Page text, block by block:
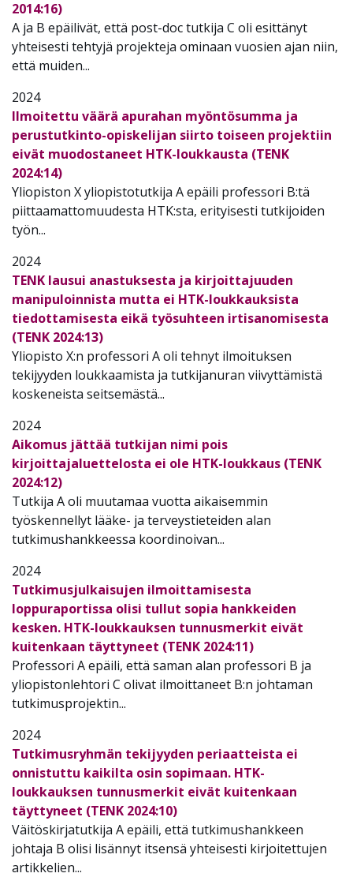
2014:16)
A ja B epäilivät, että post-doc tutkija C oli esittänyt
yhteisesti tehtyjä projekteja ominaan vuosien ajan niin,
että muiden...
2024
Ilmoitettu väärä apurahan myöntösumma ja
perustutkinto-opiskelijan siirto toiseen projektiin
eivät muodostaneet HTK-loukkausta (TENK
2024:14)
Yliopiston X yliopistotutkija A epäili professori B:tä
piittaamattomuudesta HTK:sta, erityisesti tutkijoiden
työn...
2024
TENK lausui anastuksesta ja kirjoittajuuden
manipuloinnista mutta ei HTK-loukkauksista
tiedottamisesta eikä työsuhteen irtisanomisesta
(TENK 2024:13)
Yliopisto X:n professori A oli tehnyt ilmoituksen
tekijyyden loukkaamista ja tutkijanuran viivyttämistä
koskeneista seitsemästä...
2024
Aikomus jättää tutkijan nimi pois
kirjoittajaluettelosta ei ole HTK-loukkaus (TENK
2024:12)
Tutkija A oli muutamaa vuotta aikaisemmin
työskennellyt lääke- ja terveystieteiden alan
tutkimushankkeessa koordinoivan...
2024
Tutkimusjulkaisujen ilmoittamisesta
loppuraportissa olisi tullut sopia hankkeiden
kesken. HTK-loukkauksen tunnusmerkit eivät
kuitenkaan täyttyneet (TENK 2024:11)
Professori A epäili, että saman alan professori B ja
yliopistonlehtori C olivat ilmoittaneet B:n johtaman
tutkimusprojektin...
2024
Tutkimusryhmän tekijyyden periaatteista ei
onnistuttu kaikilta osin sopimaan. HTK-
loukkauksen tunnusmerkit eivät kuitenkaan
täyttyneet (TENK 2024:10)
Väitöskirjatutkija A epäili, että tutkimushankkeen
johtaja B olisi lisännyt itsensä yhteisesti kirjoitettujen
artikkelien...